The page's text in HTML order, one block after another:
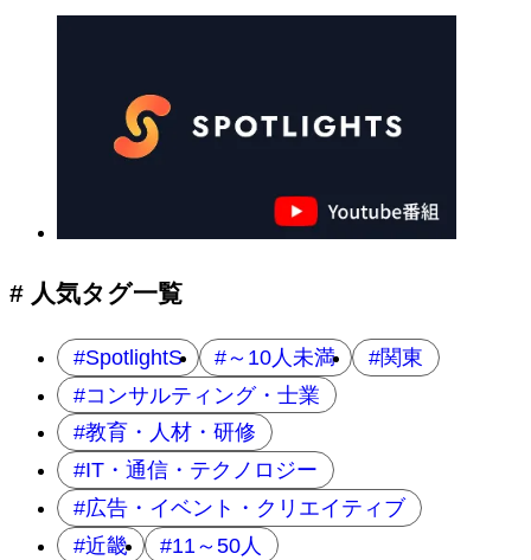
# 人気タグ一覧
SpotlightS ～10人未満
関東
コンサルティング・士業
教育・人材・研修
IT・通信・テクノロジー
広告・イベント・クリエイティブ
近畿
11～50人